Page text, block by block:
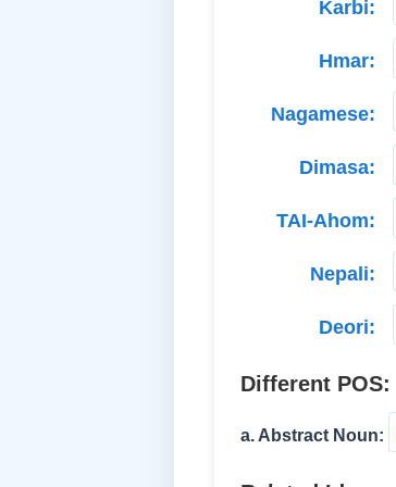
Karbi:
Hmar:
Nagamese:
Dimasa:
TAI-Ahom:
Nepali:
Deori:
Different POS:
a. Abstract Noun: